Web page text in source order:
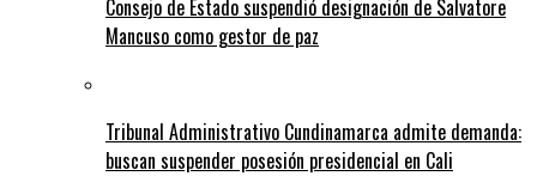
Consejo de Estado suspendió designación de Salvatore
Mancuso como gestor de paz
Tribunal Administrativo Cundinamarca admite demanda:
buscan suspender posesión presidencial en Cali